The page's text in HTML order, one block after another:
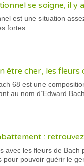
se soigne, il y
est une situation
fortes...
être cher, les fleurs
68 est une
au nom d’Edward
:
avec les fleurs de
pour pouvoir guérir le